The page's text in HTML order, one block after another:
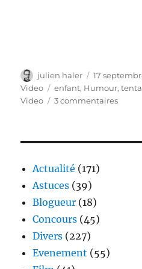
Auteur
julien haler
Publié
le
17
Video
Étiquettes
enfant, Humour,
Video
3 commentairessur
Actualité (171)
Astuces (39)
Blogueur (18)
Concours (45)
Divers (227)
Evenement (55)